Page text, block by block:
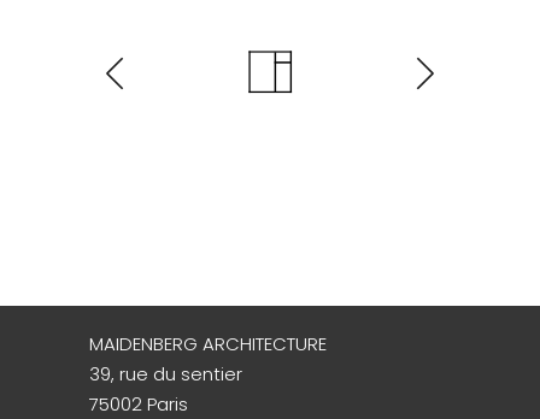
MAIDENBERG ARCHITECTURE
39, rue du sentier
75002 Paris